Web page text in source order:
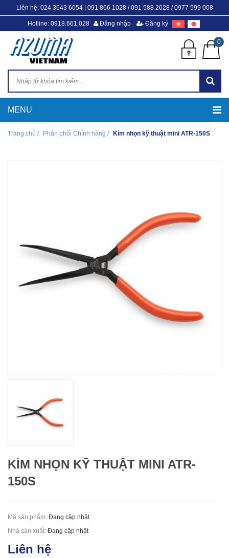
Liên hệ: 024 3643 6054| 091 866 1028 / 091 588 2028 / 0977 599 008
Hotline: 0918.661.028 Đăng nhập Đăng ký
0
Trang chủ / Phân phối Chính hãng / Kìm nhọn kỹ thuật mini ATR-150S
KÌM NHỌN KỸ THUẬT MINI ATR-
150S
Mã sản phẩm: Đang cập nhật
Nhà sản xuất: Đang cập nhật
Liên hệ